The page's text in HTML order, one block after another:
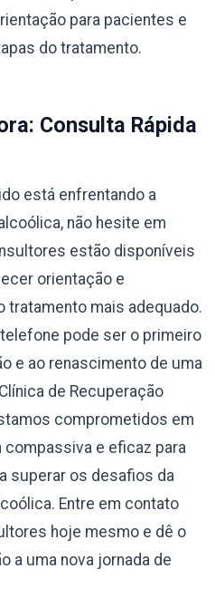
para pacientes e
do tratamento.
Consulta Rápida
está enfrentando a
não hesite em
estão disponíveis
orientação e
tratamento mais adequado.
pode ser o primeiro
e ao renascimento de uma
de Recuperação
comprometidos em
e eficaz para
superar os desafios da
Entre em contato
hoje mesmo e dê o
a uma nova jornada de